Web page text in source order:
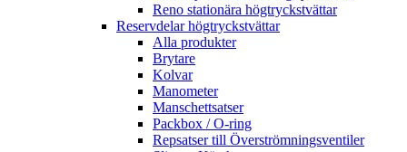
Reno stationära högtryckstvättar
Reservdelar högtryckstvättar
Alla produkter
Brytare
Kolvar
Manometer
Manschettsatser
Packbox / O-ring
Repsatser till Överströmningsventiler